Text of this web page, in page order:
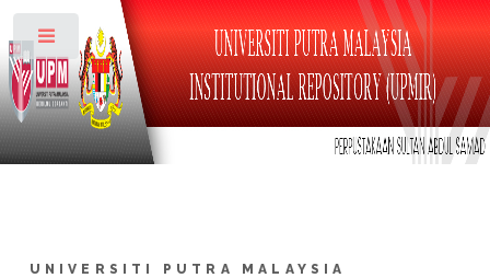
UNIVERSITI PUTRA MALAYSIA
Toggle